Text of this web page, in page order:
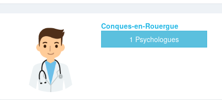
Conques-en-Rouergue
1 Psychologues